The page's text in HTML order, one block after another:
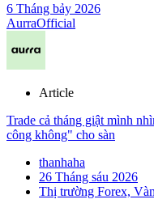
6 Tháng bảy 2026
AurraOfficial
Article
Trade cả tháng giật mình
công không" cho sàn
thanhaha
26 Tháng sáu 2026
Thị trường Forex,